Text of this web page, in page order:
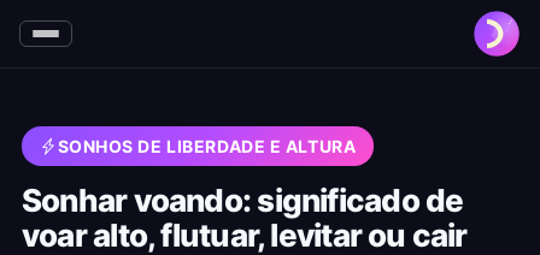
SONHOS DE LIBERDADE E ALTURA
Sonhar voando: significado de
voar alto, flutuar, levitar ou cair